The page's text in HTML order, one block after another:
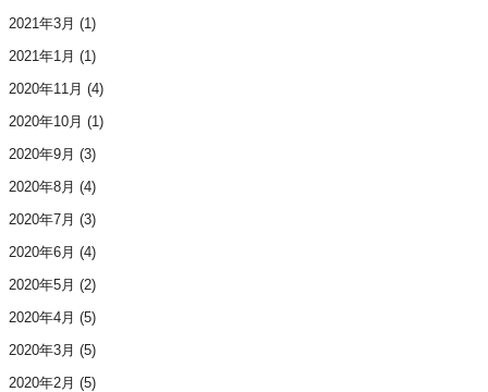
2021年3月 (1)
2021年1月 (1)
2020年11月 (4)
2020年10月 (1)
2020年9月 (3)
2020年8月 (4)
2020年7月 (3)
2020年6月 (4)
2020年5月 (2)
2020年4月 (5)
2020年3月 (5)
2020年2月 (5)